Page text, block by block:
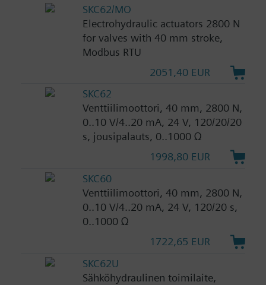
SKC62/MO
Electrohydraulic actuators 2800 N
for valves with 40 mm stroke,
Modbus RTU
2051,40 EUR
SKC62
Venttiilimoottori, 40 mm, 2800 N,
0..10 V/4..20 mA, 24 V, 120/20/20
s, jousipalauts, 0..1000 Ω
1998,80 EUR
SKC60
Venttiilimoottori, 40 mm, 2800 N,
0..10 V/4..20 mA, 24 V, 120/20 s,
0..1000 Ω
1722,65 EUR
SKC62U
Sähköhydraulinen toimilaite,